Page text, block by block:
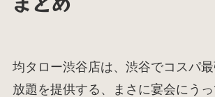
均タロー渋谷店は、渋谷でコスパ
放題を提供する、まさに宴会にう